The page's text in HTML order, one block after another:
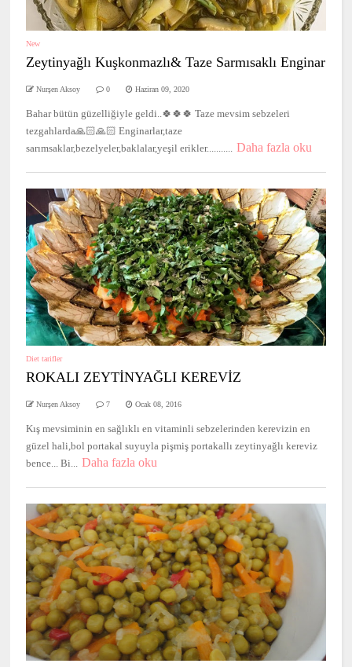
New
Zeytinyağlı Kuşkonmazlı& Taze Sarmısaklı Enginar
Nurşen Aksoy 0 Haziran 09, 2020
Bahar bütün güzelliğiyle geldi..🍀🍀🍀 Taze mevsim sebzeleri
tezgahlarda🙏🏻🙏🏻 Enginarlar,taze
sarımsaklar,bezelyeler,baklalar,yeşil erikler........... Daha fazla oku
Diet tarifler
ROKALI ZEYTİNYAĞLI KEREVİZ
Nurşen Aksoy 7 Ocak 08, 2016
Kış mevsiminin en sağlıklı en vitaminli sebzelerinden kerevizin en
güzel hali,bol portakal suyuyla pişmiş portakallı zeytinyağlı kereviz
bence... Bi... Daha fazla oku